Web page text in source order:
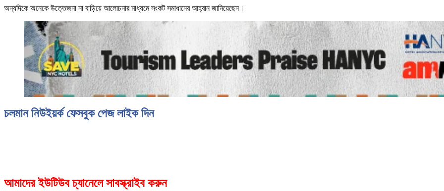
অন্যদিকে অনেকে উত্তেজনা না বাড়িয়ে আলোচনার মাধ্যমে সংকট সমাধানের আহ্বান জানিয়েছেন।
চলমান নিউইয়র্ক ফেসবুক পেজ লাইক দিন
আমাদের ইউটিউব চ্যানেলে সাবস্ক্রাইব করুন